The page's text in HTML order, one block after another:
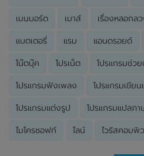
เมนบอร์ด เมาส์ เรื่องหลอกล
แบตเตอรี่ แรม แอนดรอยด์
โน๊ตบุ๊ค โปรเน็ต โปรแกรมช่ว
โปรแกรมฟังเพลง โปรแกรมเขีย
โปรแกรมแต่งรูป โปรแกรมแปลภา
ไมโครซอฟท์ ไลน์ ไวรัสคอมพิ